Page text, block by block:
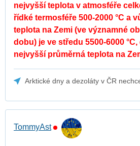
nejvyšší teplota v atmosféře
řídké termosféře 500-2000 °C a
teplota na Zemi (ve významné
dobu) je ve středu 5500-6000
nejvyšší průměrná teplota na
Arktické dny a dezoláty v ČR
TommyAst